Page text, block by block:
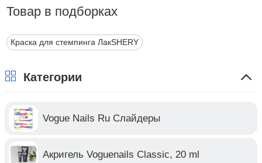
Товар в подборках
Краска для стемпинга ЛакSHERY
Категории
Vogue Nails Ru Слайдеры
Акригель Voguenails Classic, 20 ml